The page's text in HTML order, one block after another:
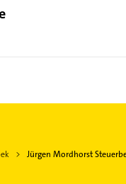
Jürgen Mordhorst